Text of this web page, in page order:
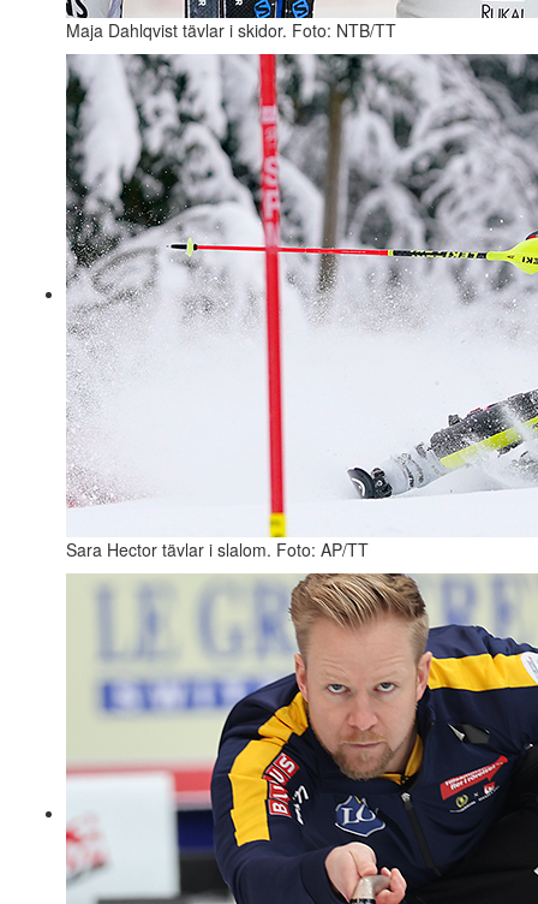
Maja Dahlqvist tävlar i skidor. Foto: NTB/TT
Sara Hector tävlar i slalom. Foto: AP/TT